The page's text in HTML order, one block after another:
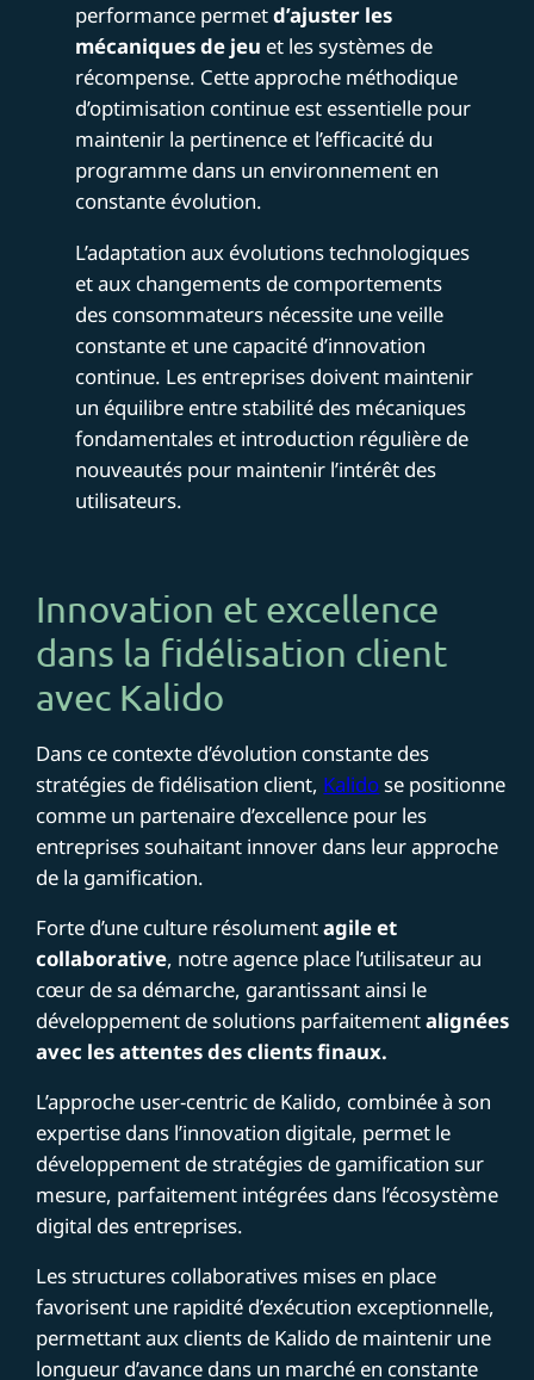
performance permetd’ajuster les
mécaniques de jeu et les systèmes de
récompense. Cette approche méthodique
d’optimisation continue est essentielle pour
maintenir la pertinence et l’efficacité du
programme dans un environnement en
constante évolution.
L’adaptation aux évolutions technologiques
et aux changements de comportements
des consommateurs nécessite une veille
constante et une capacité d’innovation
continue. Les entreprises doivent maintenir
un équilibre entre stabilité des mécaniques
fondamentales et introduction régulière de
nouveautés pour maintenir l’intérêt des
utilisateurs.
Innovation et excellence
dans la fidélisation client
avec Kalido
Dans ce contexte d’évolution constante des
stratégies de fidélisation client, Kalido se positionne
comme un partenaire d’excellence pour les
entreprises souhaitant innover dans leur approche
de la gamification.
Forte d’une culture résolumentagile et
collaborative, notre agence place l’utilisateur au
cœur de sa démarche, garantissant ainsi le
développement de solutions parfaitementalignées
avec les attentes des clients finaux.
L’approche user-centric de Kalido, combinée à son
expertise dans l’innovation digitale, permet le
développement de stratégies de gamification sur
mesure, parfaitement intégrées dans l’écosystème
digital des entreprises.
Les structures collaboratives mises en place
favorisent une rapidité d’exécution exceptionnelle,
permettant aux clients de Kalido de maintenir une
longueur d’avance dans un marché en constante